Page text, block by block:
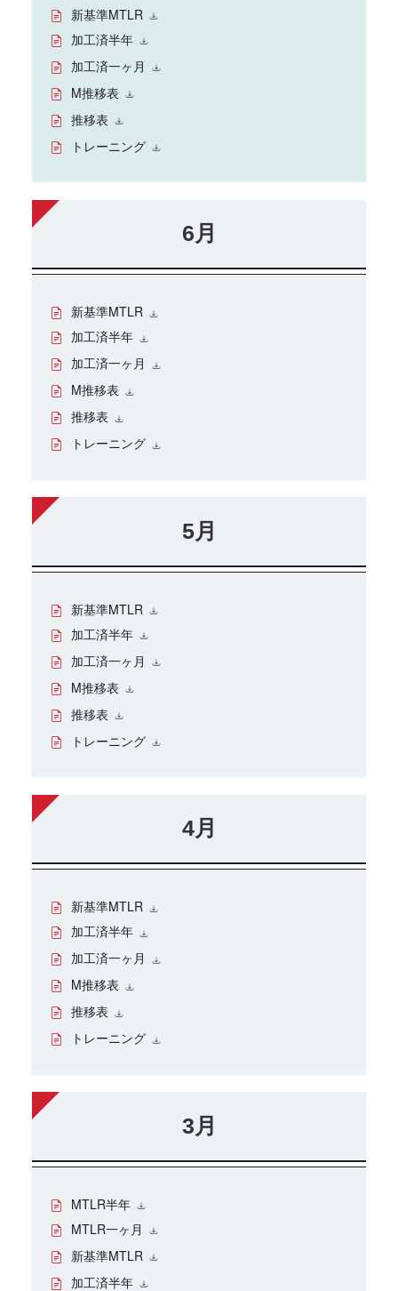
新基準MTLR
加工済半年
加工済一ヶ月
M推移表
推移表
トレーニング
6月
新基準MTLR
加工済半年
加工済一ヶ月
M推移表
推移表
トレーニング
5月
新基準MTLR
加工済半年
加工済一ヶ月
M推移表
推移表
トレーニング
4月
新基準MTLR
加工済半年
加工済一ヶ月
M推移表
推移表
トレーニング
3月
MTLR半年
MTLR一ヶ月
新基準MTLR
加工済半年